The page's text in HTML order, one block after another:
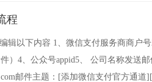
程
辑以下内容 1、微信支付服务商商户
）4、公众号appid5、 公司名称发送邮
邮件主题：[添加微信支付官方通